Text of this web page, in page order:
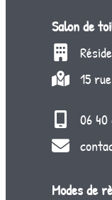
Salon de
15
06 40
Modes de